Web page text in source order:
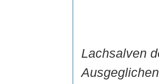
Lachsalven